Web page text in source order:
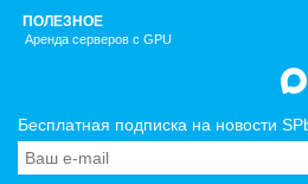
ПОЛЕЗНОЕ
Аренда серверов с GPU
Бесплатная подписка на новости